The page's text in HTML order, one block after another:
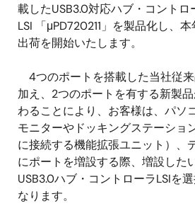
載したUSB3.0対応ハブ・コントロ
LSI 「μPD720211」を製品化し、
出荷を開始いたします。
4つのポートを搭載した当社従
加え、2つのポートを有する新製
わることにより、お客様は、パソ
モニターやドッキングステーショ
に接続する機能拡張ユニット）、
にポートを増設する際、増設した
USB3.0ハブ・コントローラLSIを
なります。